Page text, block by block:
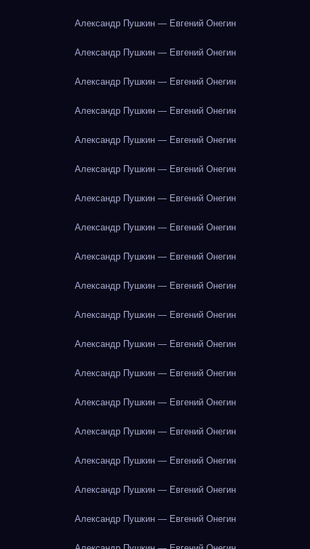
Александр Пушкин — Евгений Онегин
Александр Пушкин — Евгений Онегин
Александр Пушкин — Евгений Онегин
Александр Пушкин — Евгений Онегин
Александр Пушкин — Евгений Онегин
Александр Пушкин — Евгений Онегин
Александр Пушкин — Евгений Онегин
Александр Пушкин — Евгений Онегин
Александр Пушкин — Евгений Онегин
Александр Пушкин — Евгений Онегин
Александр Пушкин — Евгений Онегин
Александр Пушкин — Евгений Онегин
Александр Пушкин — Евгений Онегин
Александр Пушкин — Евгений Онегин
Александр Пушкин — Евгений Онегин
Александр Пушкин — Евгений Онегин
Александр Пушкин — Евгений Онегин
Александр Пушкин — Евгений Онегин